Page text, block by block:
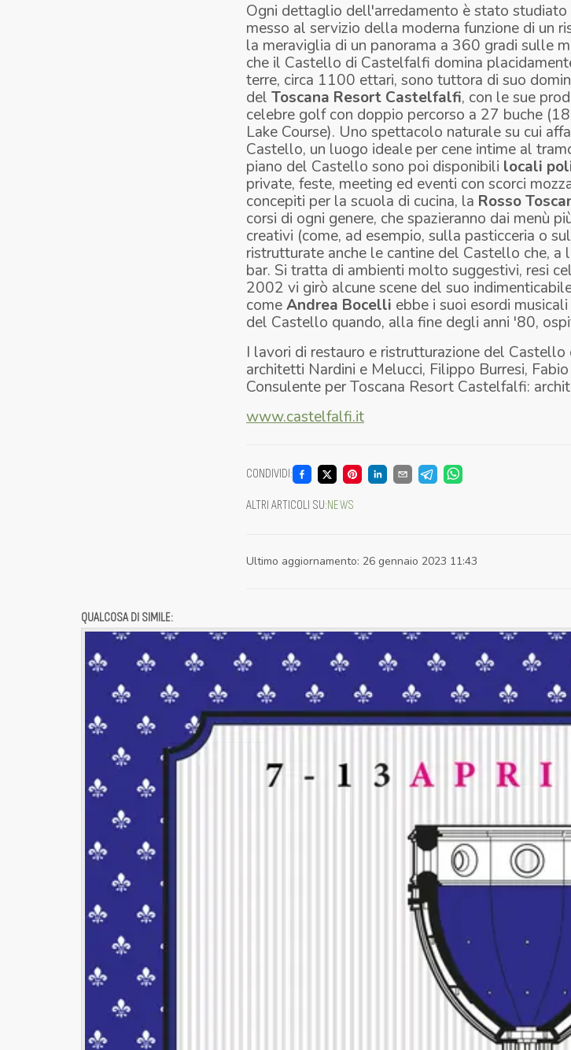
Ogni dettaglio dell'arredamento è stato
messo al servizio della moderna funzione di un
la meraviglia di un panorama a 360 gradi sulle
che il Castello di Castelfalfi domina
terre, circa 1100 ettari, sono tuttora di suo
del Toscana Resort Castelfalfi, con le sue
celebre golf con doppio percorso a 27 buche
Lake Course). Uno spettacolo naturale su cui
Castello, un luogo ideale per cene intime al
piano del Castello sono poi disponibili locali
private, feste, meeting ed eventi con scorci
concepiti per la scuola di cucina, la Rosso
corsi di ogni genere, che spazieranno dai menù
creativi (come, ad esempio, sulla pasticceria o
ristrutturate anche le cantine del Castello che,
bar. Si tratta di ambienti molto suggestivi, resi
2002 vi girò alcune scene del suo
comeAndrea Bocelli ebbe i suoi esordi
del Castello quando, alla fine degli anni '80,
I lavori di restauro e ristrutturazione del
architetti Nardini e Melucci, Filippo Burresi,
Consulente per Toscana Resort Castelfalfi:
www.castelfalfi.it
CONDIVIDI:
ALTRI ARTICOLI SU:NEWS
Ultimo aggiornamento: 26 gennaio 2023 11:43
QUALCOSA DI SIMILE: